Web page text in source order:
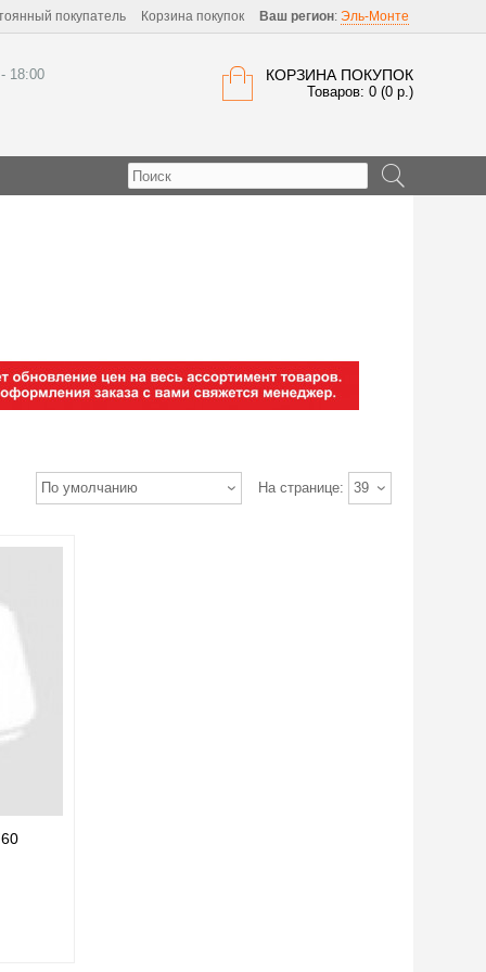
покупатель Корзина покупок Ваш регион: Эль-Монте
КОРЗИНА ПОКУПОК
Товаров: 0 (0 р.)
18:00
На странице: 39
По умолчанию